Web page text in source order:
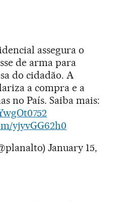
assegura o
de arma para
do cidadão. A
a compra e a
no País. Saiba mais:
yjyvGG62h0
January 15,